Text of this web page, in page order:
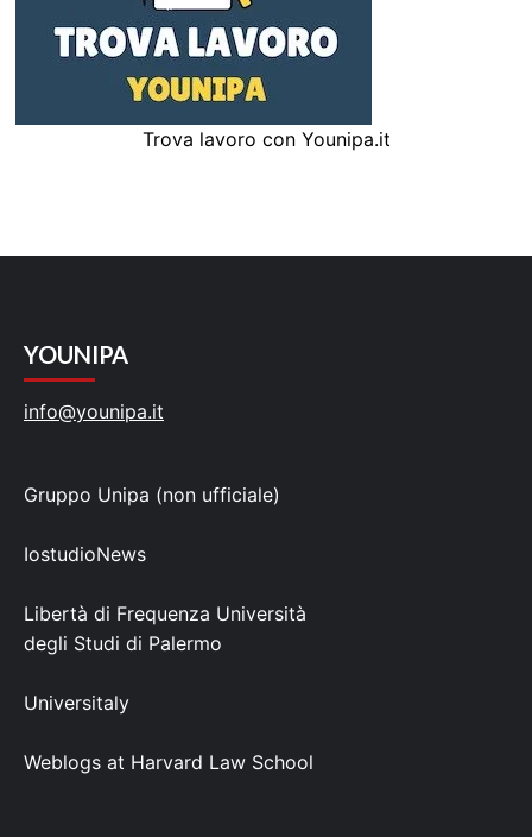
Trova lavoro con Younipa.it
YOUNIPA
info@younipa.it
Gruppo Unipa (non ufficiale)
IostudioNews
Libertà di Frequenza Università
degli Studi di Palermo
Universitaly
Weblogs at Harvard Law School